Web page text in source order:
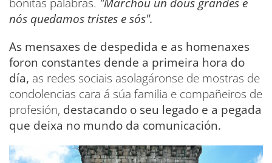
nós quedamos tristes e sós".
As mensaxes de despedida e as homenaxes
foron constantes dende a primeira hora do
día, as redes sociais asolagáronse de mostras de
condolencias cara á súa familia e compañeiros de
profesión, destacando o seu legado e a pegada
que deixa no mundo da comunicación.